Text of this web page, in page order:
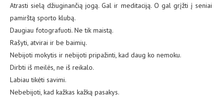
Atrasti sielą džiuginančią jogą. Gal ir meditaciją. O gal grįžti į seniai
pamirštą sporto klubą.
Daugiau fotografuoti. Ne tik maistą.
Rašyti, atvirai ir be baimių.
Nebijoti mokytis ir nebijoti pripažinti, kad daug ko nemoku.
Dirbti iš meilės, ne iš reikalo.
Labiau tikėti savimi.
Nebebijoti, kad kažkas kažką pasakys.